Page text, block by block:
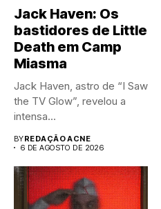
Jack Haven: Os
bastidores de Little
Death em Camp
Miasma
Jack Haven, astro de “I Saw
the TV Glow”, revelou a
intensa...
BYREDAÇÃO ACNE
6 DE AGOSTO DE 2026